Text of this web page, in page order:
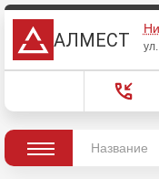
АЛМЕСТ